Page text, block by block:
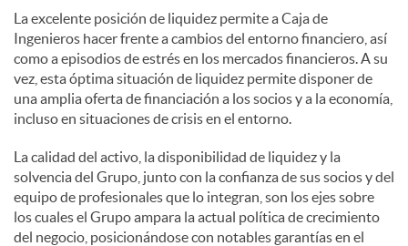
La excelente posición de liquidez permite a Caja de
Ingenieros hacer frente a cambios del entorno financiero, así
como a episodios de estrés en los mercados financieros. A su
vez, esta óptima situación de liquidez permite disponer de
una amplia oferta de financiación a los socios y a la economía,
incluso en situaciones de crisis en el entorno.
La calidad del activo, la disponibilidad de liquidez y la
solvencia del Grupo, junto con la confianza de sus socios y del
equipo de profesionales que lo integran, son los ejes sobre
los cuales el Grupo ampara la actual política de crecimiento
del negocio, posicionándose con notables garantías en el